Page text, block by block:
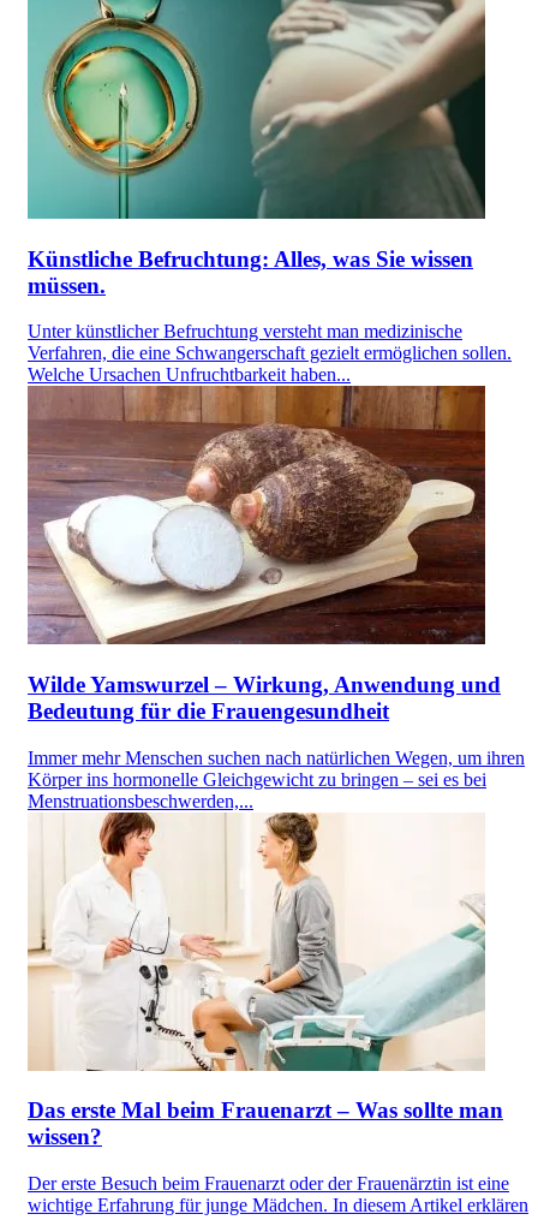
Künstliche Befruchtung: Alles, was Sie wissen
müssen.
Unter künstlicher Befruchtung versteht man medizinische
Verfahren, die eine Schwangerschaft gezielt ermöglichen sollen.
Welche Ursachen Unfruchtbarkeit haben...
Wilde Yamswurzel – Wirkung, Anwendung und
Bedeutung für die Frauengesundheit
Immer mehr Menschen suchen nach natürlichen Wegen, um ihren
Körper ins hormonelle Gleichgewicht zu bringen – sei es bei
Menstruationsbeschwerden,...
Das erste Mal beim Frauenarzt – Was sollte man
wissen?
Der erste Besuch beim Frauenarzt oder der Frauenärztin ist eine
wichtige Erfahrung für junge Mädchen. In diesem Artikel erklären